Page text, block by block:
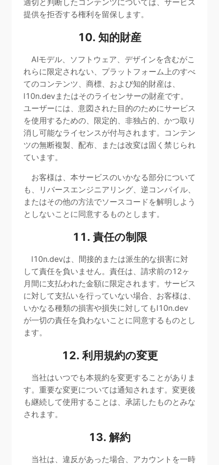
適切と判断したコンテンツについては、サービス
提供を拒否する権利を留保します。
10. 知的財産
AIモデル、ソフトウェア、デザインを含むがこ
れらに限定されない、プラットフォーム上のすべ
てのコンテンツ、商標、および知的財産は、
l10n.devまたはそのライセンサーの財産です。
ユーザーには、意図された目的のためにサービス
を使用するための、限定的、非独占的、かつ取り
消し可能なライセンスが付与されます。コンテン
ツの無断複製、配布、または改変は固く禁じられ
ています。
お客様は、本サービスのいかなる部分について
も、リバースエンジニアリング、逆コンパイル、
またはその他の方法でソースコードを解明しよう
としないことに同意するものとします。
11. 責任の制限
l10n.devは、間接的または派生的な損害に対
して責任を負いません。責任は、請求前の12ヶ
月間に支払われた金額に限定されます。サービス
に対して支払いを行っていない場合、お客様は、
いかなる種類の損害や損失に対してもl10n.dev
が一切の責任を負わないことに同意するものとし
ます。
12. 利用規約の変更
当社はいつでも本規約を変更することがありま
す。重要な変更については通知されます。変更後
も継続して使用することは、承諾したものとみな
されます。
13. 解約
当社は、違反があった場合、アカウントを一時